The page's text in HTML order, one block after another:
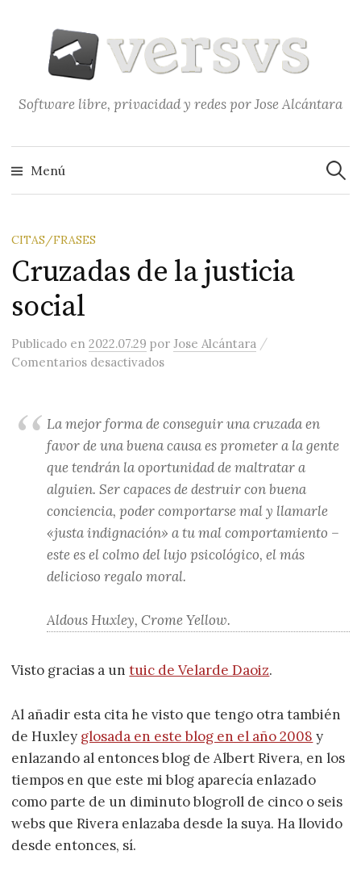
contenido
Software libre, privacidad y redes por Jose Alcántara
Menú
CITAS/FRASES
Cruzadas de la justicia
social
Publicado en2022.07.29 porJose Alcántara /
Comentarios desactivadosen Cruzadas de la justicia social
La mejor forma de conseguir una cruzada en
favor de una buena causa es prometer a la gente
que tendrán la oportunidad de maltratar a
alguien. Ser capaces de destruir con buena
conciencia, poder comportarse mal y llamarle
«justa indignación» a tu mal comportamiento –
este es el colmo del lujo psicológico, el más
delicioso regalo moral.
Aldous Huxley, Crome Yellow.
Visto gracias a untuic de Velarde Daoiz.
Al añadir esta cita he visto que tengo otra también
de Huxley glosada en este blog en el año 2008 y
enlazando al entonces blog de Albert Rivera, en los
tiempos en que este mi blog aparecía enlazado
como parte de un diminuto blogroll de cinco o seis
webs que Rivera enlazaba desde la suya. Ha llovido
desde entonces, sí.